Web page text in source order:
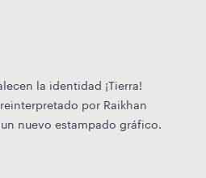
la identidad ¡Tierra!
por Raikhan
nuevo estampado gráfico.